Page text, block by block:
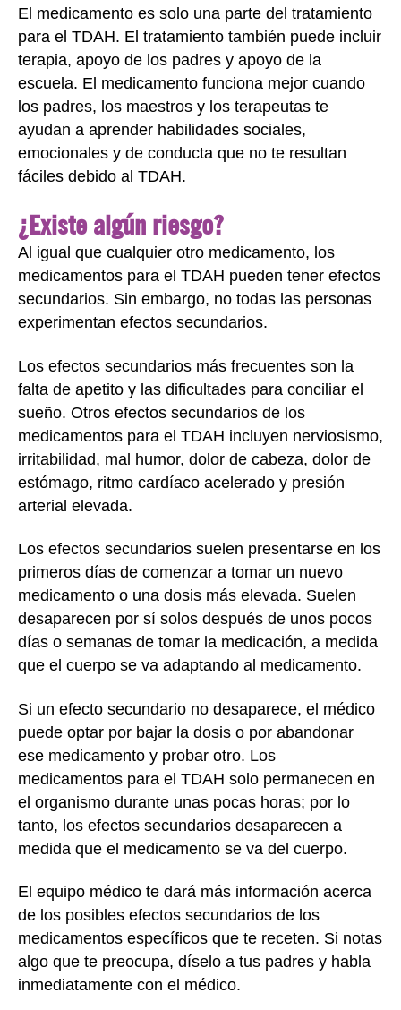
El medicamento es solo una parte del tratamiento
para el TDAH. El tratamiento también puede incluir
terapia, apoyo de los padres y apoyo de la
escuela. El medicamento funciona mejor cuando
los padres, los maestros y los terapeutas te
ayudan a aprender habilidades sociales,
emocionales y de conducta que no te resultan
fáciles debido al TDAH.
¿Existe algún riesgo?
Al igual que cualquier otro medicamento, los
medicamentos para el TDAH pueden tener efectos
secundarios. Sin embargo, no todas las personas
experimentan efectos secundarios.
Los efectos secundarios más frecuentes son la
falta de apetito y las dificultades para conciliar el
sueño. Otros efectos secundarios de los
medicamentos para el TDAH incluyen nerviosismo,
irritabilidad, mal humor, dolor de cabeza, dolor de
estómago, ritmo cardíaco acelerado y presión
arterial elevada.
Los efectos secundarios suelen presentarse en los
primeros días de comenzar a tomar un nuevo
medicamento o una dosis más elevada. Suelen
desaparecen por sí solos después de unos pocos
días o semanas de tomar la medicación, a medida
que el cuerpo se va adaptando al medicamento.
Si un efecto secundario no desaparece, el médico
puede optar por bajar la dosis o por abandonar
ese medicamento y probar otro. Los
medicamentos para el TDAH solo permanecen en
el organismo durante unas pocas horas; por lo
tanto, los efectos secundarios desaparecen a
medida que el medicamento se va del cuerpo.
El equipo médico te dará más información acerca
de los posibles efectos secundarios de los
medicamentos específicos que te receten. Si notas
algo que te preocupa, díselo a tus padres y habla
inmediatamente con el médico.